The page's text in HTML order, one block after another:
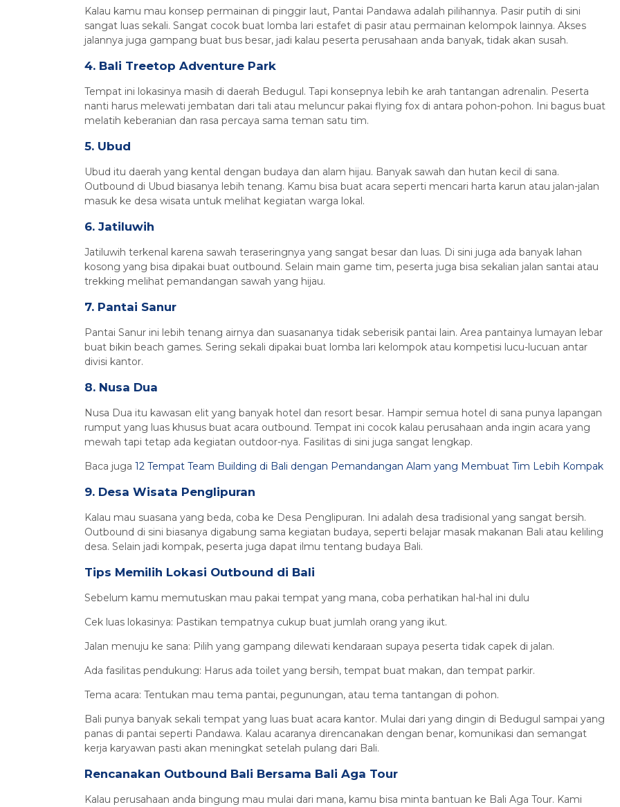
Kalau kamu mau konsep permainan di pinggir laut, Pantai Pandawa adalah pilihannya. Pasir putih di sini
sangat luas sekali. Sangat cocok buat lomba lari estafet di pasir atau permainan kelompok lainnya. Akses
jalannya juga gampang buat bus besar, jadi kalau peserta perusahaan anda banyak, tidak akan susah.
4. Bali Treetop Adventure Park
Tempat ini lokasinya masih di daerah Bedugul. Tapi konsepnya lebih ke arah tantangan adrenalin. Peserta
nanti harus melewati jembatan dari tali atau meluncur pakai flying fox di antara pohon-pohon. Ini bagus buat
melatih keberanian dan rasa percaya sama teman satu tim.
5. Ubud
Ubud itu daerah yang kental dengan budaya dan alam hijau. Banyak sawah dan hutan kecil di sana.
Outbound di Ubud biasanya lebih tenang. Kamu bisa buat acara seperti mencari harta karun atau jalan-jalan
masuk ke desa wisata untuk melihat kegiatan warga lokal.
6. Jatiluwih
Jatiluwih terkenal karena sawah teraseringnya yang sangat besar dan luas. Di sini juga ada banyak lahan
kosong yang bisa dipakai buat outbound. Selain main game tim, peserta juga bisa sekalian jalan santai atau
trekking melihat pemandangan sawah yang hijau.
7. Pantai Sanur
Pantai Sanur ini lebih tenang airnya dan suasananya tidak seberisik pantai lain. Area pantainya lumayan lebar
buat bikin beach games. Sering sekali dipakai buat lomba lari kelompok atau kompetisi lucu-lucuan antar
divisi kantor.
8. Nusa Dua
Nusa Dua itu kawasan elit yang banyak hotel dan resort besar. Hampir semua hotel di sana punya lapangan
rumput yang luas khusus buat acara outbound. Tempat ini cocok kalau perusahaan anda ingin acara yang
mewah tapi tetap ada kegiatan outdoor-nya. Fasilitas di sini juga sangat lengkap.
Baca juga 12 Tempat Team Building di Bali dengan Pemandangan Alam yang Membuat Tim Lebih Kompak
9. Desa Wisata Penglipuran
Kalau mau suasana yang beda, coba ke Desa Penglipuran. Ini adalah desa tradisional yang sangat bersih.
Outbound di sini biasanya digabung sama kegiatan budaya, seperti belajar masak makanan Bali atau keliling
desa. Selain jadi kompak, peserta juga dapat ilmu tentang budaya Bali.
Tips Memilih Lokasi Outbound di Bali
Sebelum kamu memutuskan mau pakai tempat yang mana, coba perhatikan hal-hal ini dulu
Cek luas lokasinya: Pastikan tempatnya cukup buat jumlah orang yang ikut.
Jalan menuju ke sana: Pilih yang gampang dilewati kendaraan supaya peserta tidak capek di jalan.
Ada fasilitas pendukung: Harus ada toilet yang bersih, tempat buat makan, dan tempat parkir.
Tema acara: Tentukan mau tema pantai, pegunungan, atau tema tantangan di pohon.
Bali punya banyak sekali tempat yang luas buat acara kantor. Mulai dari yang dingin di Bedugul sampai yang
panas di pantai seperti Pandawa. Kalau acaranya direncanakan dengan benar, komunikasi dan semangat
kerja karyawan pasti akan meningkat setelah pulang dari Bali.
Rencanakan Outbound Bali Bersama Bali Aga Tour
Kalau perusahaan anda bingung mau mulai dari mana, kamu bisa minta bantuan ke Bali Aga Tour. Kami